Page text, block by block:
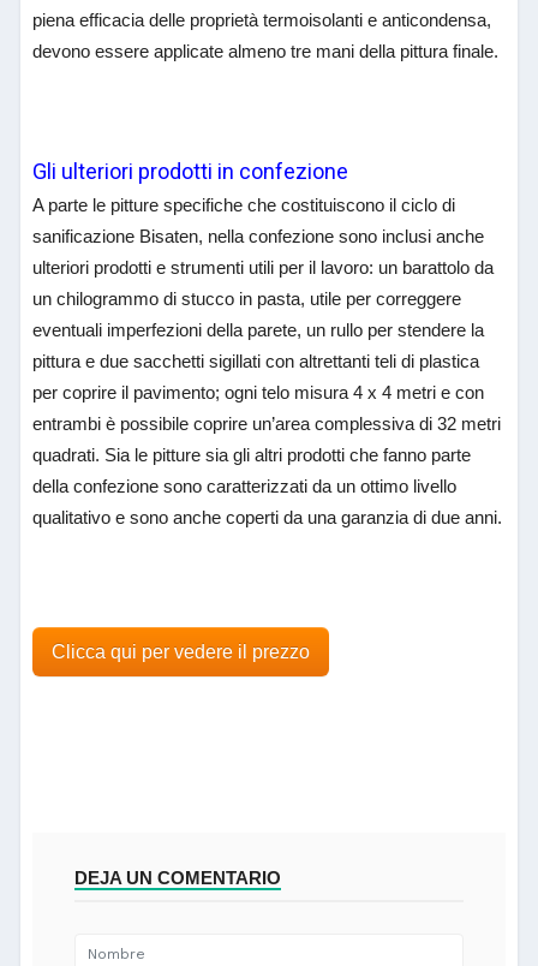
piena efficacia delle proprietà termoisolanti e anticondensa,
devono essere applicate almeno tre mani della pittura finale.
Gli ulteriori prodotti in confezione
A parte le pitture specifiche che costituiscono il ciclo di
sanificazione Bisaten, nella confezione sono inclusi anche
ulteriori prodotti e strumenti utili per il lavoro: un barattolo da
un chilogrammo di stucco in pasta, utile per correggere
eventuali imperfezioni della parete, un rullo per stendere la
pittura e due sacchetti sigillati con altrettanti teli di plastica
per coprire il pavimento; ogni telo misura 4 x 4 metri e con
entrambi è possibile coprire un’area complessiva di 32 metri
quadrati. Sia le pitture sia gli altri prodotti che fanno parte
della confezione sono caratterizzati da un ottimo livello
qualitativo e sono anche coperti da una garanzia di due anni.
Clicca qui per vedere il prezzo
DEJA UN COMENTARIO